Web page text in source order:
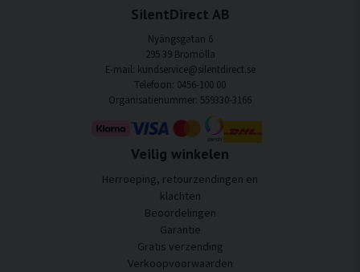
SilentDirect AB
Nyängsgatan 6
295 39 Bromölla
E-mail: kundservice@silentdirect.se
Telefoon: 0456-100 00
Organisatienummer: 559330-3166
Veilig winkelen
Herroeping, retourzendingen en
klachten
Beoordelingen
Garantie
Gratis verzending
Verkoopvoorwaarden